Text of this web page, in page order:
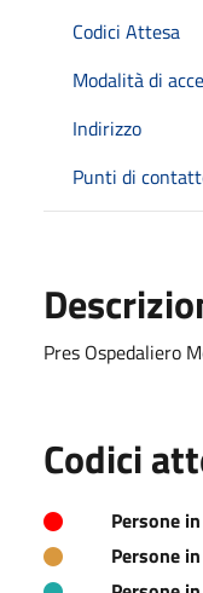
Codici Attesa
Modalità di
Indirizzo
Punti di
Pres Ospedaliero
Codici
Persone
Persone